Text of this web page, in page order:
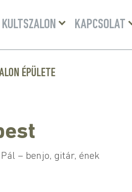
KULTSZALON
Menü
lenyitásaKAPCSOLAT
ÉPÜLETE
– benjo, gitár, ének